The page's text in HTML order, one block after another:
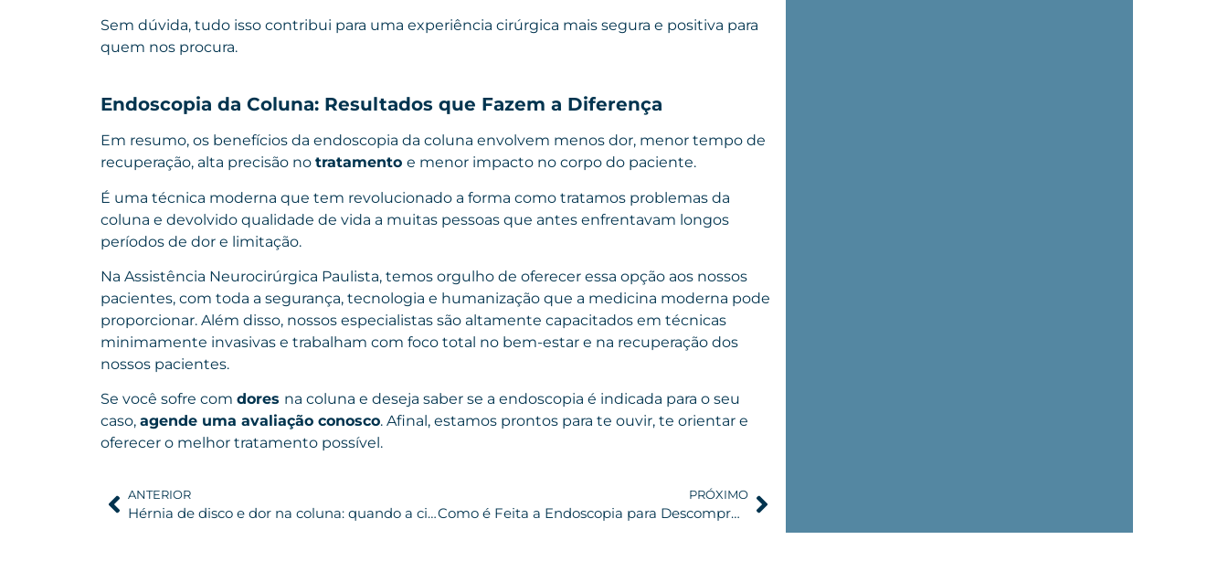
Sem dúvida, tudo isso contribui para uma experiência cirúrgica mais segura e positiva para
quem nos procura.
Endoscopia da Coluna: Resultados que Fazem a Diferença
Em resumo, os benefícios da endoscopia da coluna envolvem menos dor, menor tempo de
recuperação, alta precisão no tratamento e menor impacto no corpo do paciente.
É uma técnica moderna que tem revolucionado a forma como tratamos problemas da
coluna e devolvido qualidade de vida a muitas pessoas que antes enfrentavam longos
períodos de dor e limitação.
Na Assistência Neurocirúrgica Paulista, temos orgulho de oferecer essa opção aos nossos
pacientes, com toda a segurança, tecnologia e humanização que a medicina moderna pode
proporcionar. Além disso, nossos especialistas são altamente capacitados em técnicas
minimamente invasivas e trabalham com foco total no bem-estar e na recuperação dos
nossos pacientes.
Se você sofre com dores na coluna e deseja saber se a endoscopia é indicada para o seu
caso, agende uma avaliação conosco. Afinal, estamos prontos para te ouvir, te orientar e
oferecer o melhor tratamento possível.
ANTERIOR
Hérnia de disco e dor na coluna: quando a cirurgia é indicada?
PRÓXIMO
Como é Feita a Endoscopia para Descompressão de Nervos Comprimidos?